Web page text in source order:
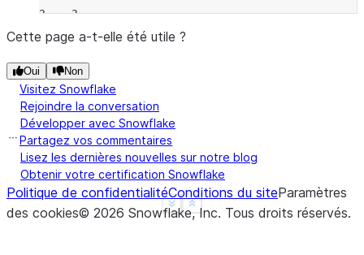
2    3
dtype: int8
Show less
See more
Cette page a-t-elle été utile ?
Oui Non
Visitez Snowflake
Rejoindre la conversation
Développer avec Snowflake
Partagez vos commentaires
Lisez les dernières nouvelles sur notre blog
Obtenir votre certification Snowflake
Politique de confidentialitéConditions du siteParamètres
des cookies© 2026 Snowflake, Inc. Tous droits réservés.